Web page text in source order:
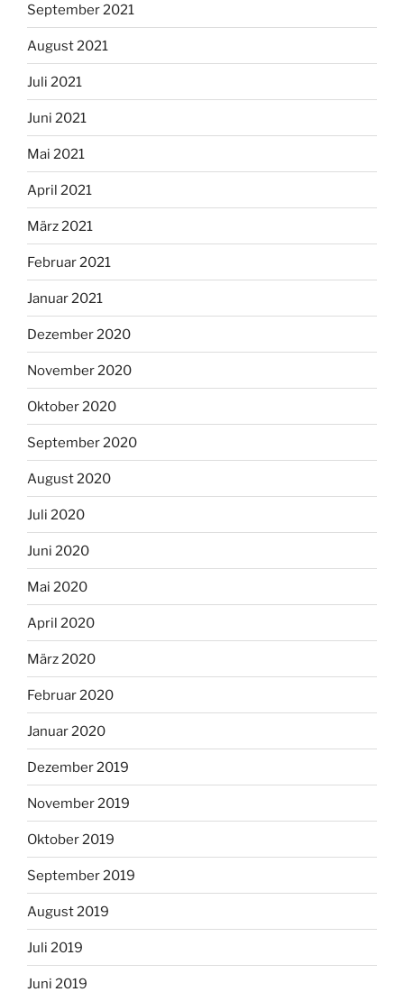
September 2021
August 2021
Juli 2021
Juni 2021
Mai 2021
April 2021
März 2021
Februar 2021
Januar 2021
Dezember 2020
November 2020
Oktober 2020
September 2020
August 2020
Juli 2020
Juni 2020
Mai 2020
April 2020
März 2020
Februar 2020
Januar 2020
Dezember 2019
November 2019
Oktober 2019
September 2019
August 2019
Juli 2019
Juni 2019